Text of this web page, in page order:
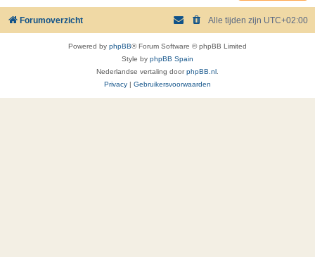
Forumoverzicht Alle tijden zijn UTC+02:00
Powered by phpBB® Forum Software © phpBB Limited
Style by phpBB Spain
Nederlandse vertaling doorphpBB.nl .
Privacy
Gebruikersvoorwaarden